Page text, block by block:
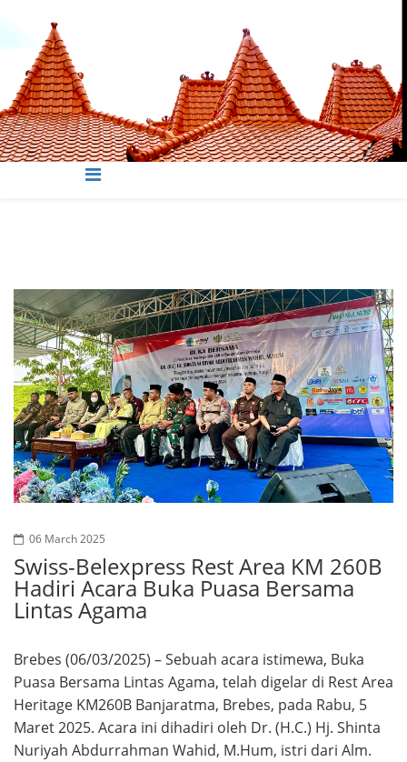
06 March 2025
Swiss-Belexpress Rest Area KM 260B
Hadiri Acara Buka Puasa Bersama
Lintas Agama
Brebes (06/03/2025) – Sebuah acara istimewa, Buka
Puasa Bersama Lintas Agama, telah digelar di Rest Area
Heritage KM260B Banjaratma, Brebes, pada Rabu, 5
Maret 2025. Acara ini dihadiri oleh Dr. (H.C.) Hj. Shinta
Nuriyah Abdurrahman Wahid, M.Hum, istri dari Alm.